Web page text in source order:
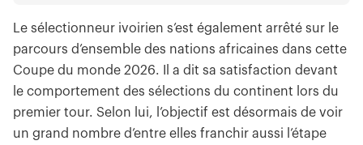
Le sélectionneur ivoirien s’est également arrêté sur le
parcours d’ensemble des nations africaines dans cette
Coupe du monde 2026. Il a dit sa satisfaction devant
le comportement des sélections du continent lors du
premier tour. Selon lui, l’objectif est désormais de voir
un grand nombre d’entre elles franchir aussi l’étape